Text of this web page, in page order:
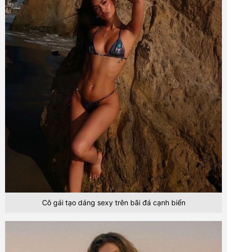
Cô gái tạo dáng sexy trên bãi đá cạnh biển